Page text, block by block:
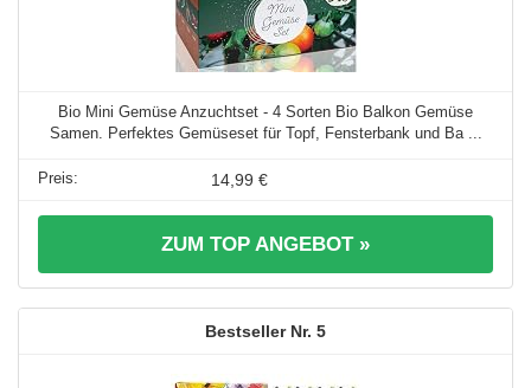
Bio Mini Gemüse Anzuchtset - 4 Sorten Bio Balkon Gemüse
Samen. Perfektes Gemüseset für Topf, Fensterbank und Ba ...
14,99 €
ZUM TOP ANGEBOT »
5